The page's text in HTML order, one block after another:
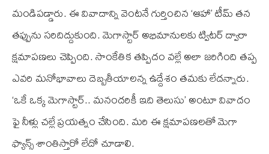
మండిపడ్డారు. ఈ వివాదాన్ని వెంటనే గుర్తించిన ‘ఆహా’ టీమ్ తన
తప్పును సరిదిద్దుకుంది. మెగాస్టార్ అభిమానులకు ట్విటర్ ద్వారా
క్షమాపణలు చెప్పింది. సాంకేతిక తప్పిదం వల్లే అలా జరిగింది తప్ప
ఎవరి మనోభావాలు దెబ్బతీయాలన్న ఉద్దేశం తమకు లేదన్నారు.
‘ఒకే ఒక్క మెగాస్టార్.. మనందరికీ ఇది తెలుసు’ అంటూ వివాదం
ఫై నీళ్లు చల్లే ప్రయత్నం చేసింది. మరి ఈ క్షమాపణలతో మెగా
ఫ్యాన్స్ శాంతిస్తారో లేదో చూడాలి.